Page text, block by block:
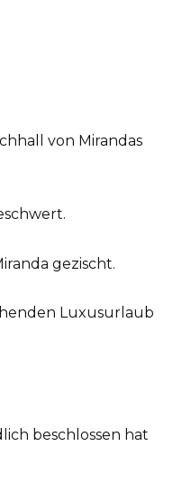
von Mirandas
gezischt.
Luxusurlaub
beschlossen hat